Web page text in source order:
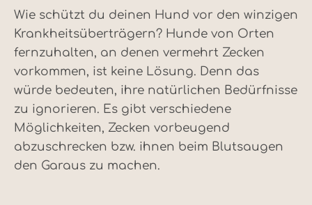
Wie schützt du deinen Hund vor den winzigen
Krankheitsüberträgern? Hunde von Orten
fernzuhalten, an denen vermehrt Zecken
vorkommen, ist keine Lösung. Denn das
würde bedeuten, ihre natürlichen Bedürfnisse
zu ignorieren. Es gibt verschiedene
Möglichkeiten, Zecken vorbeugend
abzuschrecken bzw. ihnen beim Blutsaugen
den Garaus zu machen.